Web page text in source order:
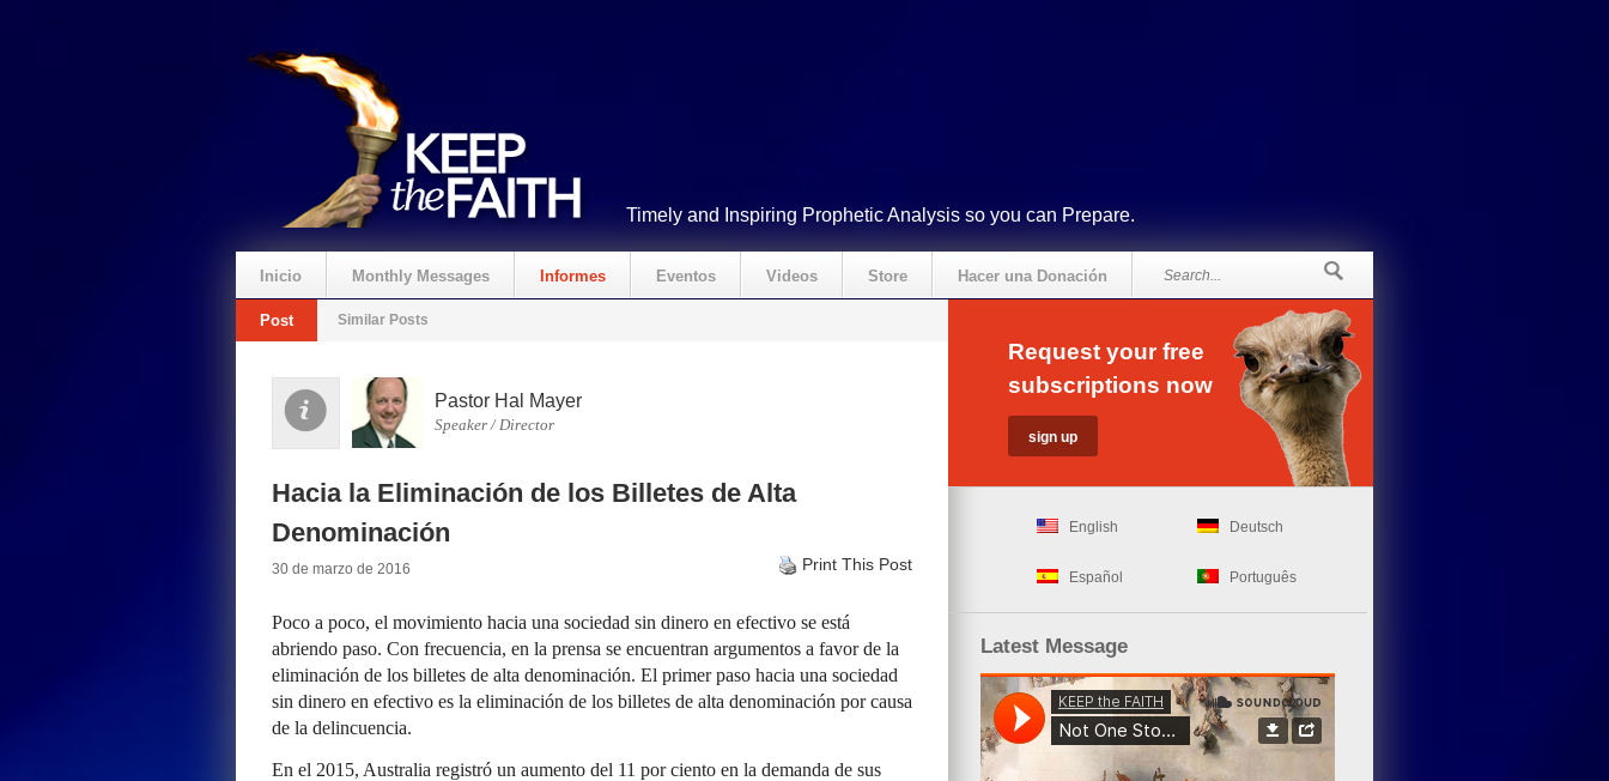
Timely and Inspiring Prophetic Analysis so you can Prepare.
Inicio Monthly Messages Informes Eventos Videos Store Hacer una Donación
Post Similar Posts
Pastor Hal Mayer
Speaker / Director
Hacia la Eliminación de los Billetes de Alta
Denominación
30 de marzo de 2016 Print This Post
Poco a poco, el movimiento hacia una sociedad sin dinero en efectivo se está
abriendo paso. Con frecuencia, en la prensa se encuentran argumentos a favor de la
eliminación de los billetes de alta denominación. El primer paso hacia una sociedad
sin dinero en efectivo es la eliminación de los billetes de alta denominación por causa
de la delincuencia.
En el 2015, Australia registró un aumento del 11 por ciento en la demanda de sus
Request your free
subscriptions now
English Deutsch
Español Português
Latest Message